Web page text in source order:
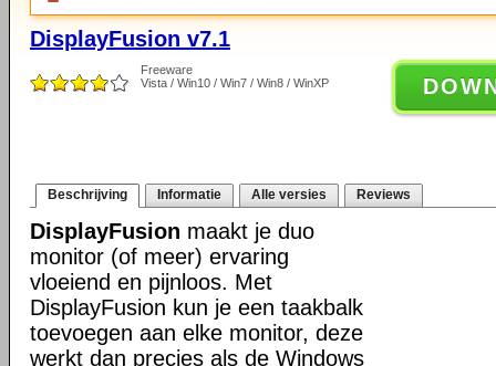
DisplayFusion v7.1
Freeware
Vista / Win10 / Win7 / Win8 / WinXP
Beschrijving Informatie Alle versies Reviews
DisplayFusion maakt je duo
monitor (of meer) ervaring
vloeiend en pijnloos. Met
DisplayFusion kun je een taakbalk
toevoegen aan elke monitor, deze
werkt dan precies als de Windows